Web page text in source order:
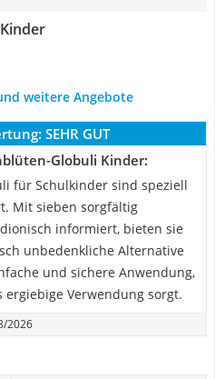
weitere Angebote
SEHR GUT
Globuli Kinder:
für Schulkinder sind speziell
Mit sieben sorgfältig
informiert, bieten sie
unbedenkliche Alternative
und sichere Anwendung,
Verwendung sorgt.
2026